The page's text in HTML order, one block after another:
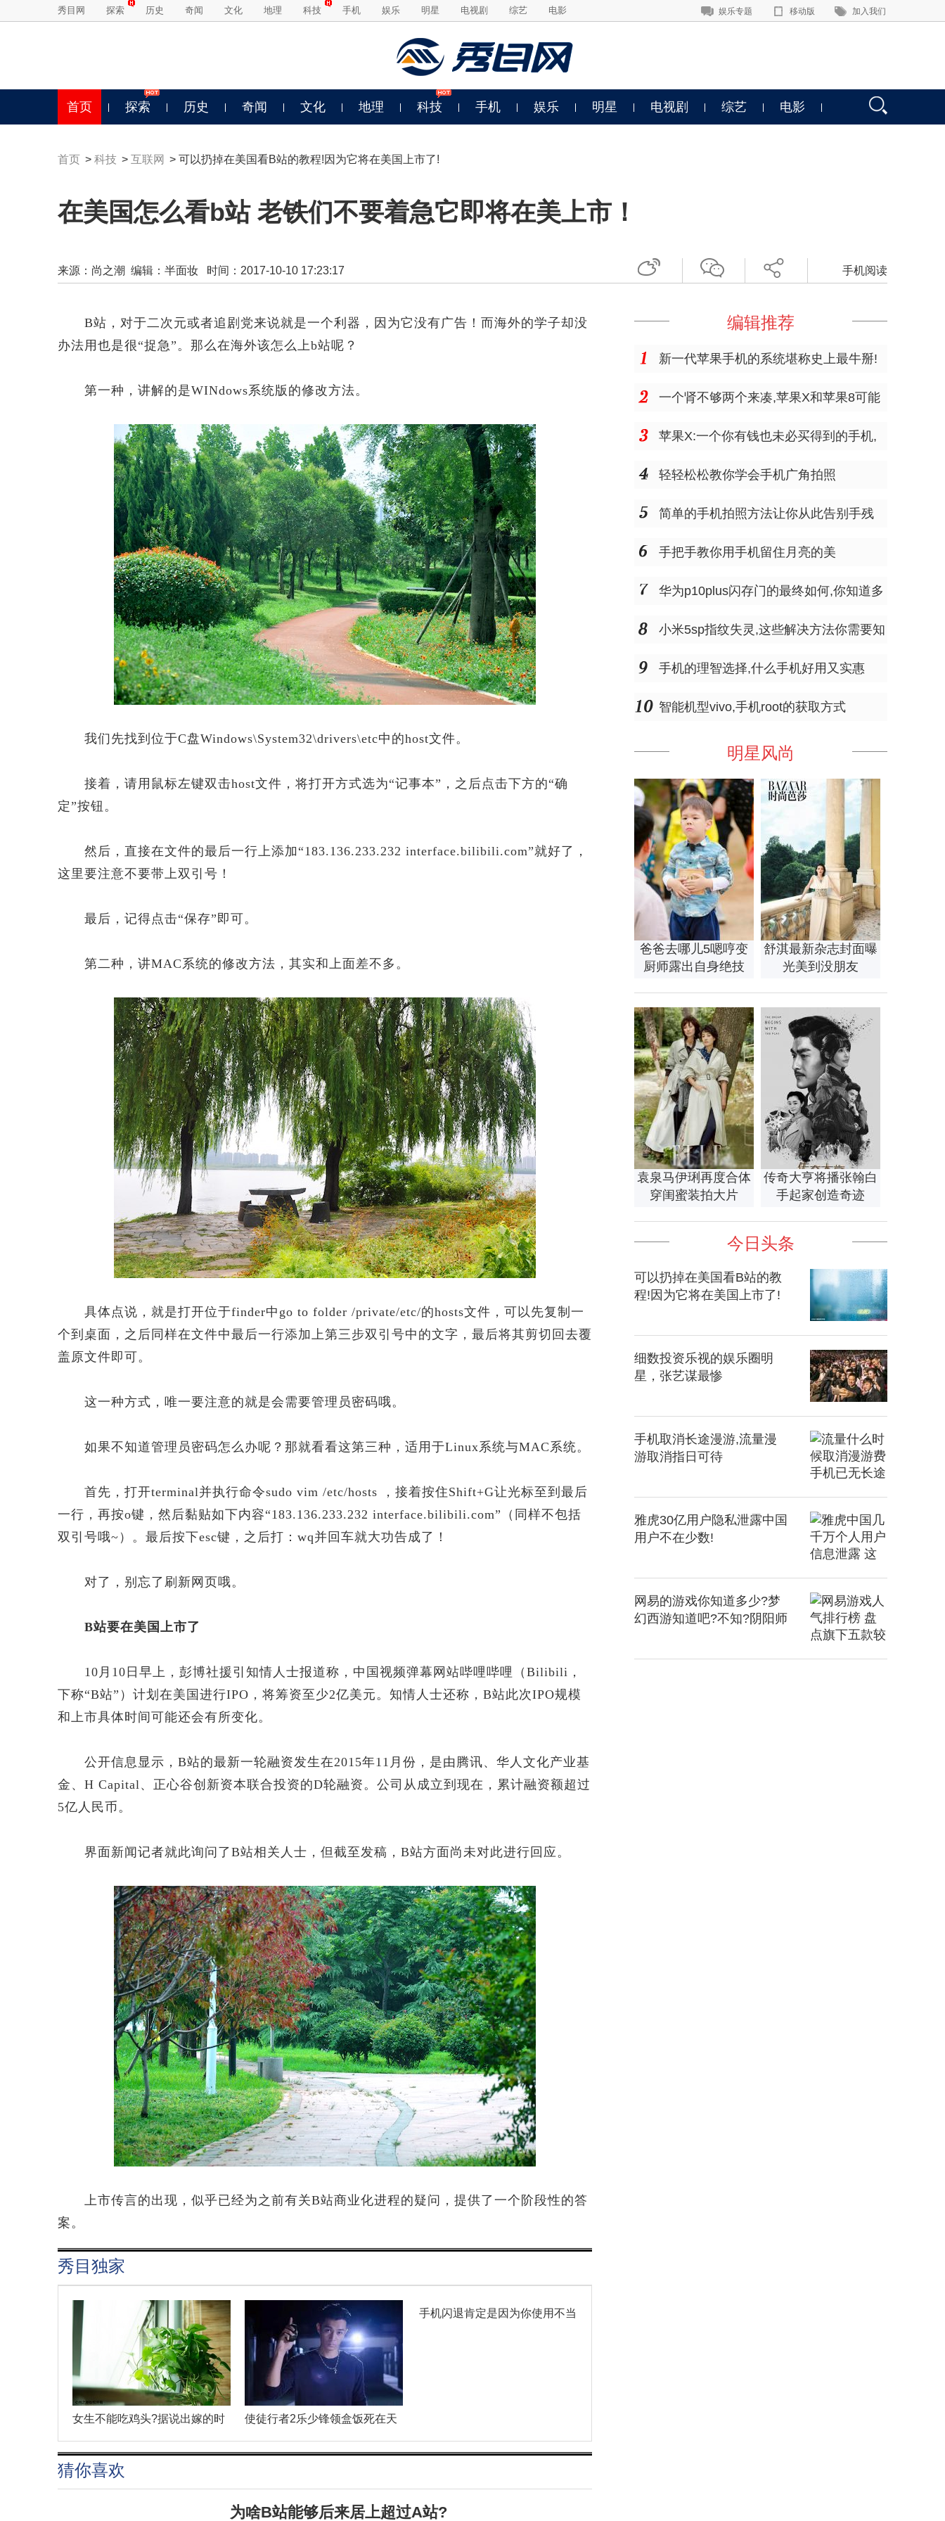
秀目网 探索 历史 奇闻 文化 地理 科技 手机 娱乐 明星 电视剧 综艺 电影 娱乐专题 移动版 加入我们
首页 探索 历史 奇闻 文化 地理 科技 手机 娱乐 明星 电视剧 综艺 电影
首页 > 科技 > 互联网 > 可以扔掉在美国看B站的教程!因为它将在美国上市了!
在美国怎么看b站 老铁们不要着急它即将在美上市！
来源： 尚之潮 编辑：半面妆 时间：2017-10-10 17:23:17 手机阅读
B站，对于二次元或者追剧党来说就是一个利器，因为它没有广告！而海外的学子却没
办法用也是很“捉急”。那么在海外该怎么上b站呢？
第一种，讲解的是WINdows系统版的修改方法。
我们先找到位于C盘Windows\System32\drivers\etc中的host文件。
接着，请用鼠标左键双击host文件，将打开方式选为“记事本”，之后点击下方的“确
定”按钮。
然后，直接在文件的最后一行上添加“183.136.233.232 interface.bilibili.com”就好了，
这里要注意不要带上双引号！
最后，记得点击“保存”即可。
第二种，讲MAC系统的修改方法，其实和上面差不多。
具体点说，就是打开位于finder中go to folder /private/etc/的hosts文件，可以先复制一
个到桌面，之后同样在文件中最后一行添加上第三步双引号中的文字，最后将其剪切回去覆
盖原文件即可。
这一种方式，唯一要注意的就是会需要管理员密码哦。
如果不知道管理员密码怎么办呢？那就看看这第三种，适用于Linux系统与MAC系统。
首先，打开terminal并执行命令sudo vim /etc/hosts ，接着按住Shift+G让光标至到最后
一行，再按o键，然后黏贴如下内容“183.136.233.232 interface.bilibili.com”（同样不包括
双引号哦~）。最后按下esc键，之后打：wq并回车就大功告成了！
对了，别忘了刷新网页哦。
B站要在美国上市了
10月10日早上，彭博社援引知情人士报道称，中国视频弹幕网站哔哩哔哩（Bilibili，
下称“B站”）计划在美国进行IPO，将筹资至少2亿美元。知情人士还称，B站此次IPO规模
和上市具体时间可能还会有所变化。
公开信息显示，B站的最新一轮融资发生在2015年11月份，是由腾讯、华人文化产业基
金、H Capital、正心谷创新资本联合投资的D轮融资。公司从成立到现在，累计融资额超过
5亿人民币。
界面新闻记者就此询问了B站相关人士，但截至发稿，B站方面尚未对此进行回应。
上市传言的出现，似乎已经为之前有关B站商业化进程的疑问，提供了一个阶段性的答
案。
秀目独家
女生不能吃鸡头?据说出嫁的时 使徒行者2乐少锋领盒饭死在天
手机闪退肯定是因为你使用不当
猜你喜欢
为啥B站能够后来居上超过A站?
编辑推荐
新一代苹果手机的系统堪称史上最牛掰!
一个肾不够两个来凑,苹果X和苹果8可能
是我们高攀不起
苹果X:一个你有钱也未必买得到的手机,
砸锅卖铁也没用
轻轻松松教你学会手机广角拍照
简单的手机拍照方法让你从此告别手残
手把手教你用手机留住月亮的美
华为p10plus闪存门的最终如何,你知道多
少
小米5sp指纹失灵,这些解决方法你需要知
道
手机的理智选择,什么手机好用又实惠
智能机型vivo,手机root的获取方式
明星风尚
爸爸去哪儿5嗯哼变
厨师露出自身绝技
舒淇最新杂志封面曝
光美到没朋友
袁泉马伊琍再度合体
穿闺蜜装拍大片
传奇大亨将播张翰白
手起家创造奇迹
今日头条
可以扔掉在美国看B站的教
程!因为它将在美国上市了!
细数投资乐视的娱乐圈明
星，张艺谋最惨
手机取消长途漫游,流量漫
游取消指日可待
雅虎30亿用户隐私泄露中国
用户不在少数!
网易的游戏你知道多少?梦
幻西游知道吧?不知?阴阳师